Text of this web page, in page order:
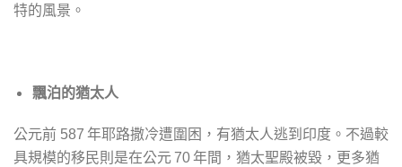
特的風景。
飄泊的猶太人
公元前 587 年耶路撒冷遭圍困，有猶太人逃到印度。不過較
具規模的移民則是在公元70年間，猶太聖殿被毀，更多猶